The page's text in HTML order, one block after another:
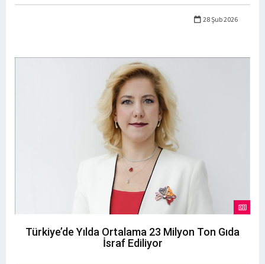
28 Şub 2026
Türkiye’de Yılda Ortalama 23 Milyon Ton Gıda
İsraf Ediliyor